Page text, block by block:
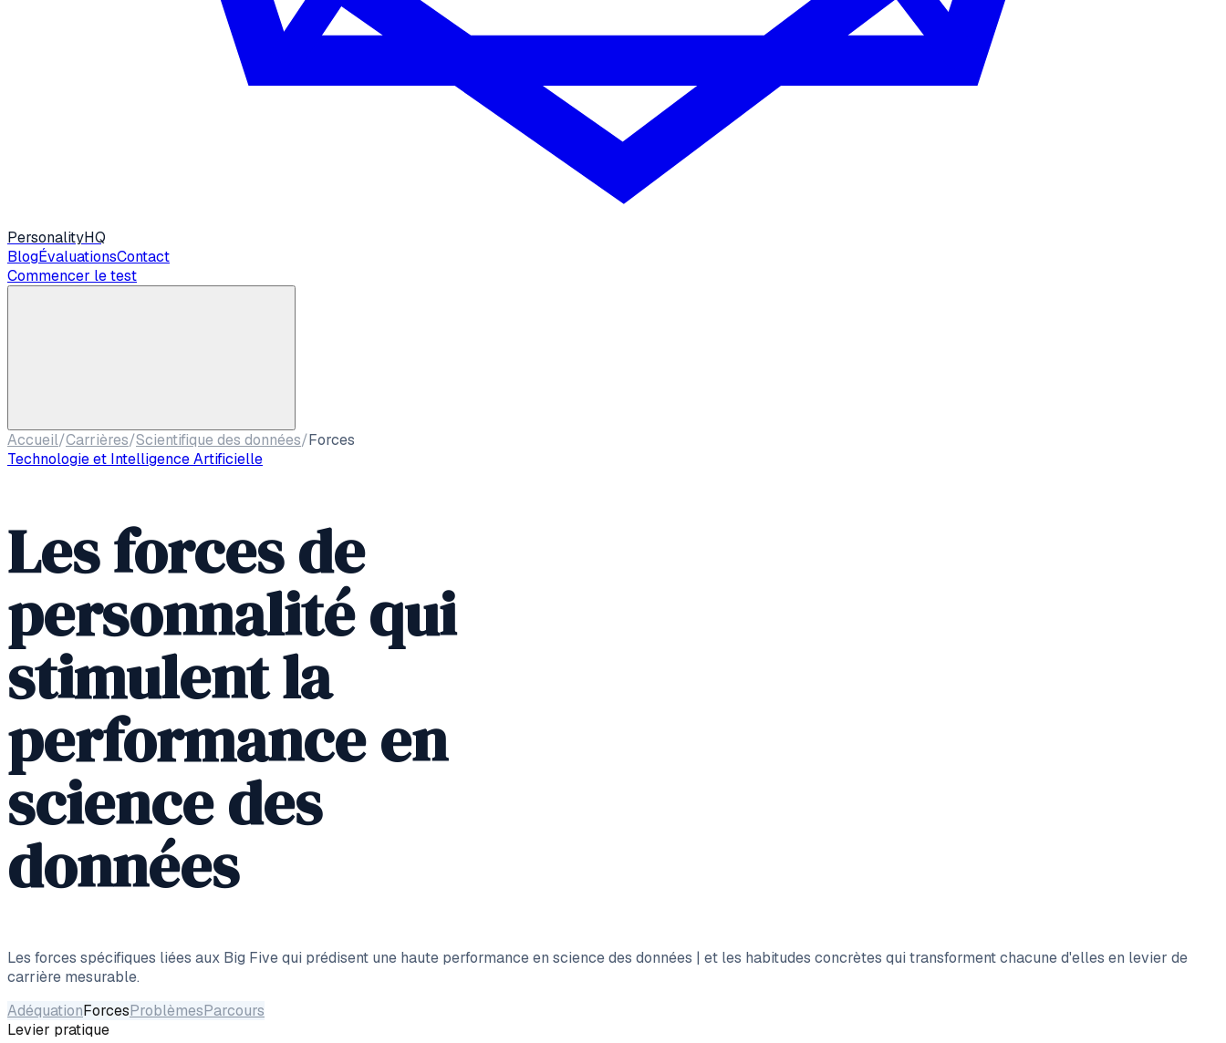
PersonalityHQ
BlogÉvaluationsContact
Commencer le test
Accueil/Carrières/Scientifique des données/Forces
Technologie et Intelligence Artificielle
Les forces de
personnalité qui
stimulent la
performance en
science des
données
Les forces spécifiques liées aux Big Five qui prédisent une haute performance en science des données | et les habitudes concrètes qui transforment chacune d'elles en levier de
carrière mesurable.
AdéquationForcesProblèmesParcours
Levier pratique